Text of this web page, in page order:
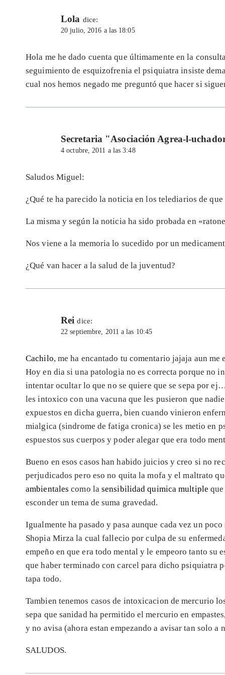
Lola dice:
20 julio, 2016 a las 18:05
Hola me he dado cuenta que últimamente en la
seguimiento de esquizofrenia el psiquiatra insiste
cual nos hemos negado me preguntó que hacer si
Secretaria "Asociación Agrea-l-
4 octubre, 2011 a las 3:48
Saludos Miguel:
¿Qué te ha parecido la noticia en los telediarios de
La misma y según la noticia ha sido probada en
Nos viene a la memoria lo sucedido por un
¿Qué van hacer a la salud de la juventud?
Rei dice:
22 septiembre, 2011 a las 10:45
Cachilo, me ha encantado tu comentario jajaja aun me
Hoy en dia si una patologia no es correcta porque no
intentar ocultar lo que no se quiere que se sepa por
les intoxico con una vacuna que les pusieron que
expuestos en dicha guerra, bien cuando vinieron
mialgica (sindrome de fatiga cronica) se les metio en
espuestos sus cuerpos y poder alegar que era todo
Bueno en esos casos han habido juicios y creo si no
perjudicados pero eso no quita la mofa y el maltrato
ambientales como lasensibilidad quimica multiple
esconder un tema de suma gravedad.
Igualmente ha pasado y pasa aunque cada vez un
Shopia Mirza la cual fallecio por culpa de su
empeño en que era todo mental y le empeoro tanto
que haber terminado con carcel para dicho psiquiatra
tapa todo.
Tambien tenemos casos de intoxicacion de mercurio
sepa que sanidad ha permitido el mercurio en
y no avisa (ahora estan empezando a avisar tan solo a
SALUDOS.